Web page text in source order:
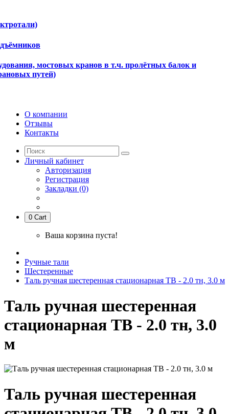
мостовых кранов в т.ч. пролётных балок и
путей)
О компании
Отзывы
Контакты
Личный кабинет
Авторизация
Регистрация
Закладки (0)
0 Cart
Ваша корзина пуста!
Ручные тали
Шестеренные
Таль ручная шестеренная стационарная ТВ - 2.0 тн, 3.0 м
Таль ручная шестеренная
стационарная ТВ - 2.0 тн, 3.0
м
Таль ручная шестеренная